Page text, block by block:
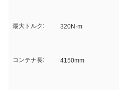
最大トルク: 320N·m
コンテナ長: 4150mm